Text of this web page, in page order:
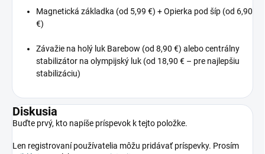
Magnetická základka (od 5,99 €) + Opierka pod šíp (od 6,90
€)
Závažie na holý luk Barebow (od 8,90 €) alebo centrálny
stabilizátor na olympijský luk (od 18,90 € – pre najlepšiu
stabilizáciu)
Diskusia
Buďte prvý, kto napíše príspevok k tejto položke.
Len registrovaní používatelia môžu pridávať príspevky. Prosím